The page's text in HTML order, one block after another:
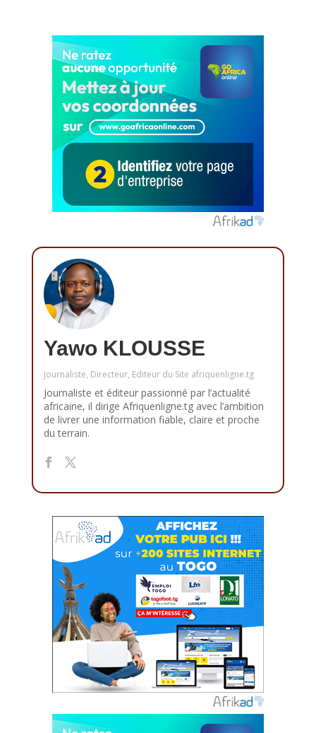
Yawo KLOUSSE
Journaliste, Directeur, Editeur du Site afriquenligne.tg
Journaliste et éditeur passionné par l’actualité
africaine, il dirige Afriquenligne.tg avec l’ambition
de livrer une information fiable, claire et proche
du terrain.